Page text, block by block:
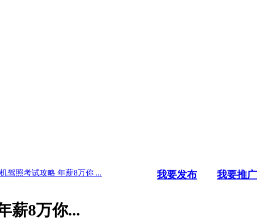
我要发布 我要推广
驾照考试攻略 年薪8万你 ...
薪8万你...